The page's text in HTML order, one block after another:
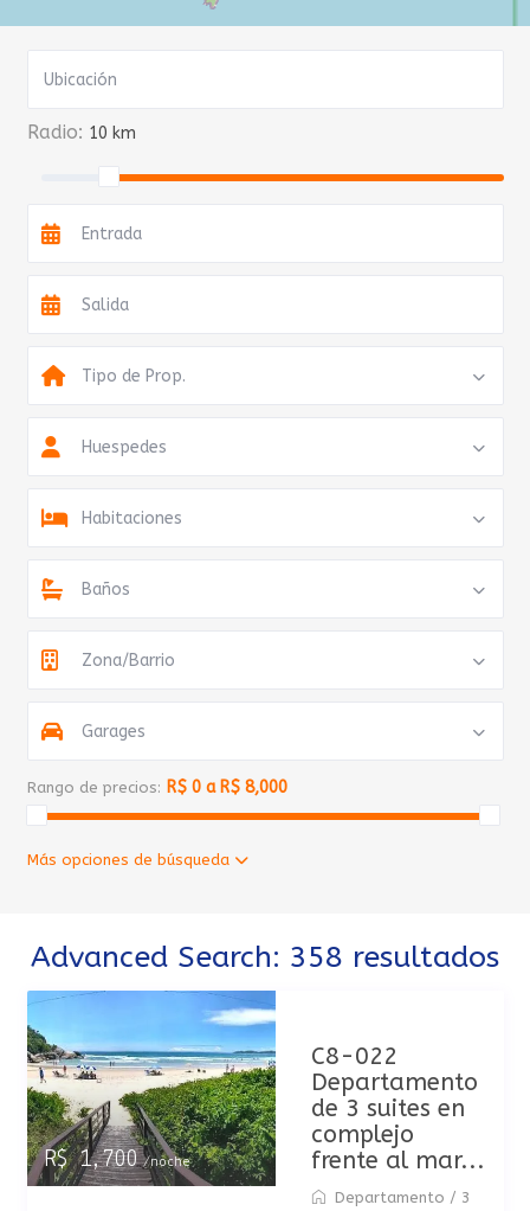
Radio: 10 km
Tipo de Prop.
Huespedes
Habitaciones
Baños
Zona/Barrio
Garages
Rango de precios: R$ 0 a R$ 8,000
Más opciones de búsqueda
Advanced Search: 358 resultados
R$ 1,700/noche
C8-022
Departamento
de 3 suites en
complejo
frente al mar...
Departamento / 3